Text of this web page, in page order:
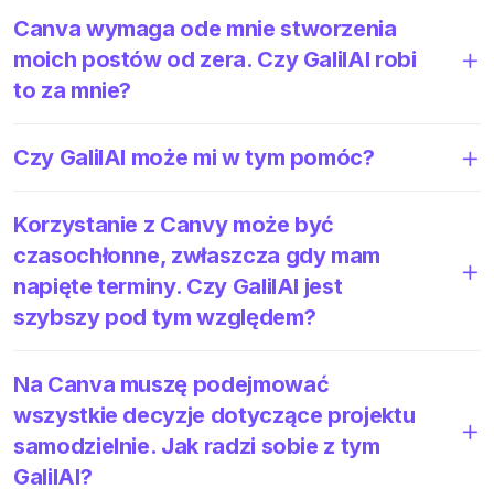
Canva wymaga ode mnie stworzenia
moich postów od zera. Czy GalilAI robi
to za mnie?
Czy GalilAI może mi w tym pomóc?
Korzystanie z Canvy może być
czasochłonne, zwłaszcza gdy mam
napięte terminy. Czy GalilAI jest
szybszy pod tym względem?
Na Canva muszę podejmować
wszystkie decyzje dotyczące projektu
samodzielnie. Jak radzi sobie z tym
GalilAI?